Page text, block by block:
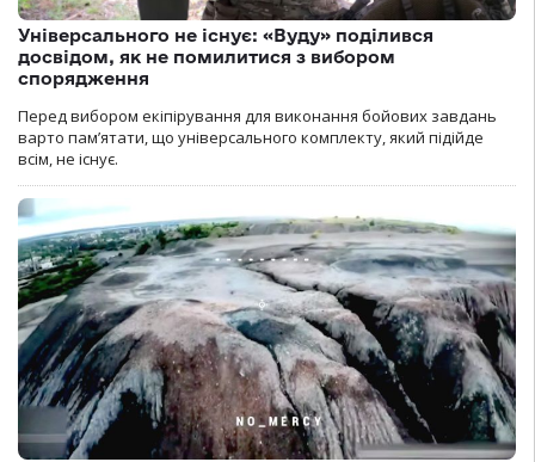
Універсального не існує: «Вуду» поділився
досвідом, як не помилитися з вибором
спорядження
Перед вибором екіпірування для виконання бойових завдань
варто пам’ятати, що універсального комплекту, який підійде
всім, не існує.